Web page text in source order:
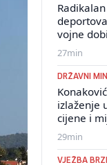
vojne dobi
27min
DRŽAVNI
izlaženje
cijene i
29min
VJEŽBA